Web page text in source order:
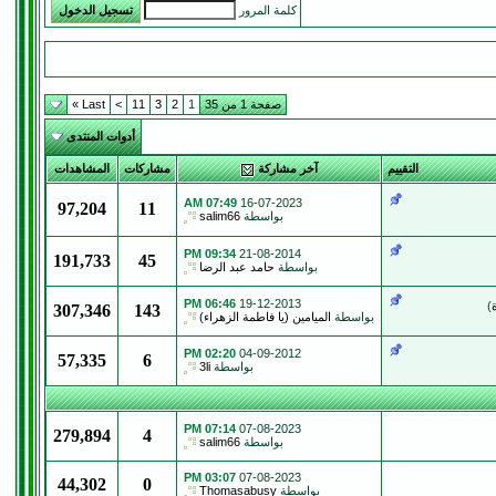
كلمة المرور
صفحة 1 من 35 1
2
3
11
>
Last »
أدوات المنتدى
التقييم آخر مشاركة مشاركات المشاهدات
16-07-2023
07:49 AM
بواسطة salim66
11
97,204
21-08-2014
09:34 PM
بواسطة حامد عبد الرضا 45
191,733
)
19-12-2013
06:46 PM
بواسطة الميامين (يا فاطمة الزهراء) 143
307,346
04-09-2012
02:20 PM
بواسطة 3li
6
57,335
07-08-2023
07:14 PM
بواسطة salim66
4
279,894
07-08-2023
03:07 PM
بواسطة Thomasabusy
0
44,302